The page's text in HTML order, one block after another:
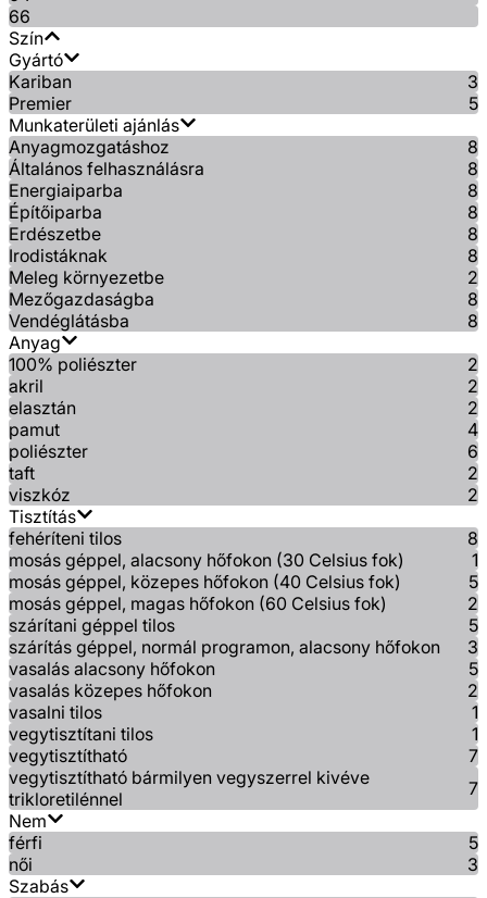
66
Szín
Gyártó
Kariban
3
Premier
5
Munkaterületi ajánlás
Anyagmozgatáshoz
8
Általános felhasználásra
8
Energiaiparba
8
Építőiparba
8
Erdészetbe
8
Irodistáknak
8
Meleg környezetbe
2
Mezőgazdaságba
8
Vendéglátásba
8
Anyag
100% poliészter
2
akril
2
elasztán
2
pamut
4
poliészter
6
taft
2
viszkóz
2
Tisztítás
fehéríteni tilos
8
mosás géppel, alacsony hőfokon (30 Celsius fok)
1
mosás géppel, közepes hőfokon (40 Celsius fok)
5
mosás géppel, magas hőfokon (60 Celsius fok)
2
szárítani géppel tilos
5
szárítás géppel, normál programon, alacsony hőfokon
3
vasalás alacsony hőfokon
5
vasalás közepes hőfokon
2
vasalni tilos
1
vegytisztítani tilos
1
vegytisztítható
7
vegytisztítható bármilyen vegyszerrel kivéve
trikloretilénnel
7
Nem
férfi
5
női
3
Szabás